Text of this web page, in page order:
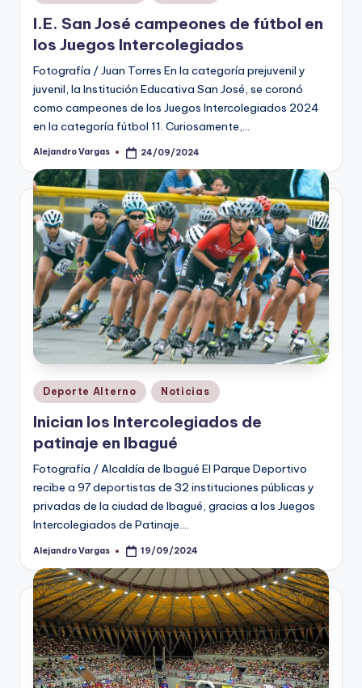
en
I.E. San José campeones de fútbol en
los Juegos Intercolegiados
Fotografía / Juan Torres En la categoría prejuvenil y
juvenil, la Institución Educativa San José, se coronó
como campeones de los Juegos Intercolegiados 2024
en la categoría fútbol 11. Curiosamente,…
Publicado
Alejandro Vargas 24/09/2024
Publicado
en
Deporte Alterno Noticias
Inician los Intercolegiados de
patinaje en Ibagué
Fotografía / Alcaldía de Ibagué El Parque Deportivo
recibe a 97 deportistas de 32 instituciones públicas y
privadas de la ciudad de Ibagué, gracias a los Juegos
Intercolegiados de Patinaje.…
Publicado
Alejandro Vargas 19/09/2024